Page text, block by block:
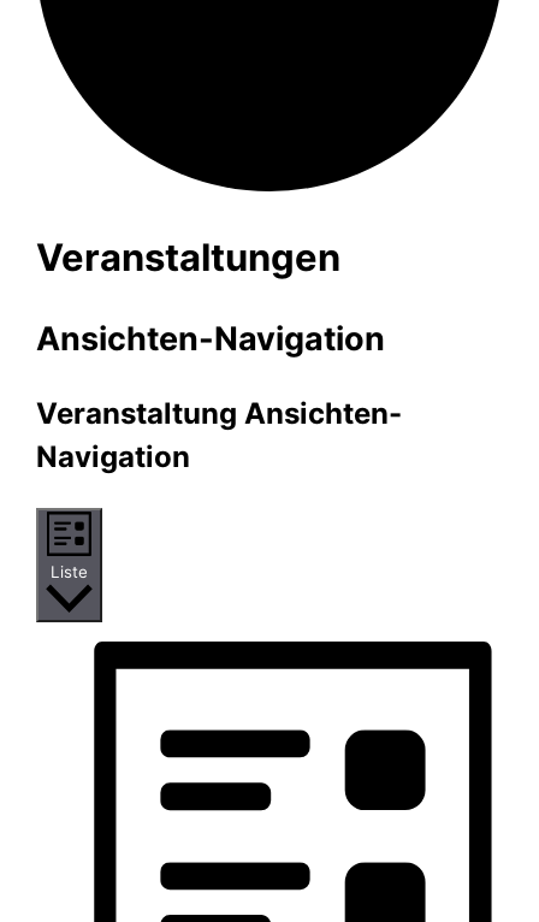
Veranstaltungen
Ansichten-Navigation
Veranstaltung Ansichten-
Navigation
Liste